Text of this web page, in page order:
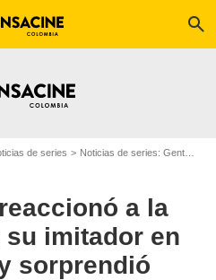
search
de series Noticias de series: Gente
a la
imitador en
y sorprendió
Televisión